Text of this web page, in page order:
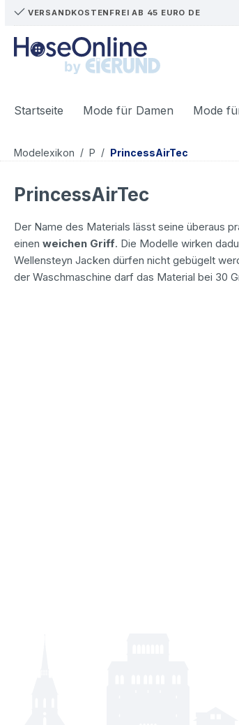
Hauptinhalt springen
Zur Suche springen
Zur Hauptnavigation springen
VERSANDKOSTENFREI AB 45 EURO DE
Startseite Mode für Damen Mode
Modelexikon / P / PrincessAirTec
PrincessAirTec
Der Name des Materials lässt seine überaus
einen weichen Griff. Die Modelle wirken
Wellensteyn Jacken dürfen nicht gebügelt
der Waschmaschine darf das Material bei 30